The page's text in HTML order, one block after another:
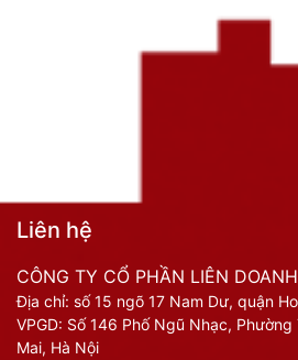
Liên hệ
CÔNG TY CỔ PHẦN LIÊN
Địa chỉ: số 15 ngõ 17 Nam Dư, quận
VPGD: Số 146 Phố Ngũ Nhạc,
Mai, Hà Nội